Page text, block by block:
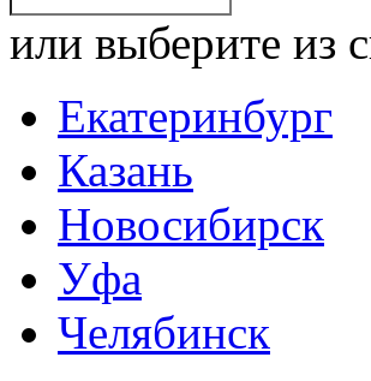
или выберите из
Екатеринбург
Казань
Новосибирск
Уфа
Челябинск